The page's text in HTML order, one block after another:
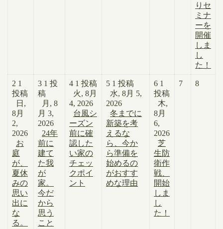
りセ
ミナ
ーを
開催
しま
し
た！
2 1
投稿
日,
8月
2,
2026
お
庭
が、
夏休
みの
思い
出に
な
る。
3 1 投
稿
月, 8
月 3,
2026
24年
前に
建て
た我
が
家。
今だ
から
思う
こと
4 1 投稿
火, 8月
4, 2026
台風シ
ーズン
前に確
認した
い家の
チェッ
クポイ
ント
5 1 投稿
水, 8月 5,
2026
冬までに
新築を考
えるな
ら、今か
ら準備を
始めるの
がおすす
めな理由
6 1
投稿
木,
8月
6,
2026
芝
生防
衛作
戦、
開始
しま
し
た！
7 8